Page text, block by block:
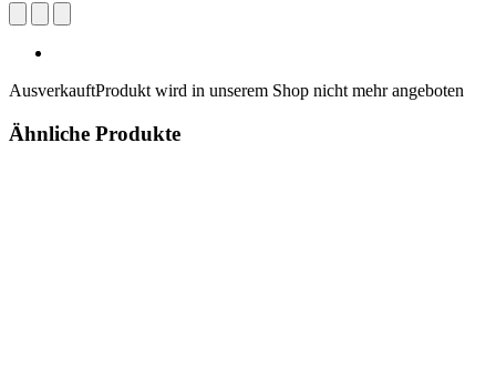
AusverkauftProdukt wird in unserem Shop nicht mehr angeboten
Ähnliche Produkte